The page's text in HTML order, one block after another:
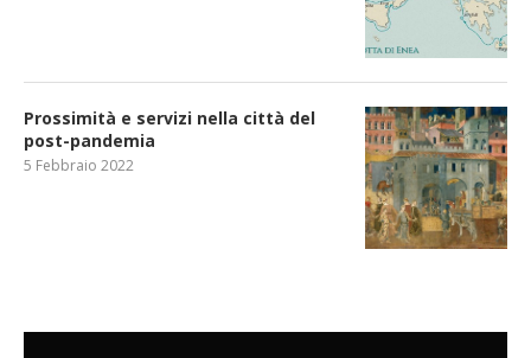
Prossimità e servizi nella città del
post-pandemia
5 Febbraio 2022